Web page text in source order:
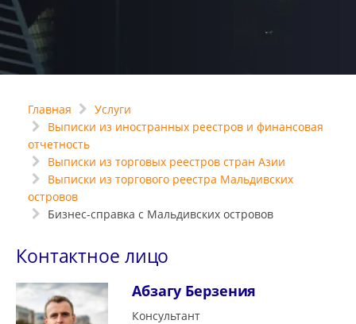
Главная
Услуги
Выписки из иностранных реестров и финансовая
отчетность
Выписки из торговых реестров стран Азии
Выписки из торгового реестра Мальдивских
островов
Бизнес-справка с Мальдивских островов
Контактное лицо
Абзагу Берзения
Консультант